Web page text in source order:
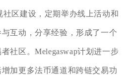
社区建设，定期举办线上活动和
互动，分享经验，形成了一个
社区。Melegaswap计划进一步
加更多法币通道和跨链交易功